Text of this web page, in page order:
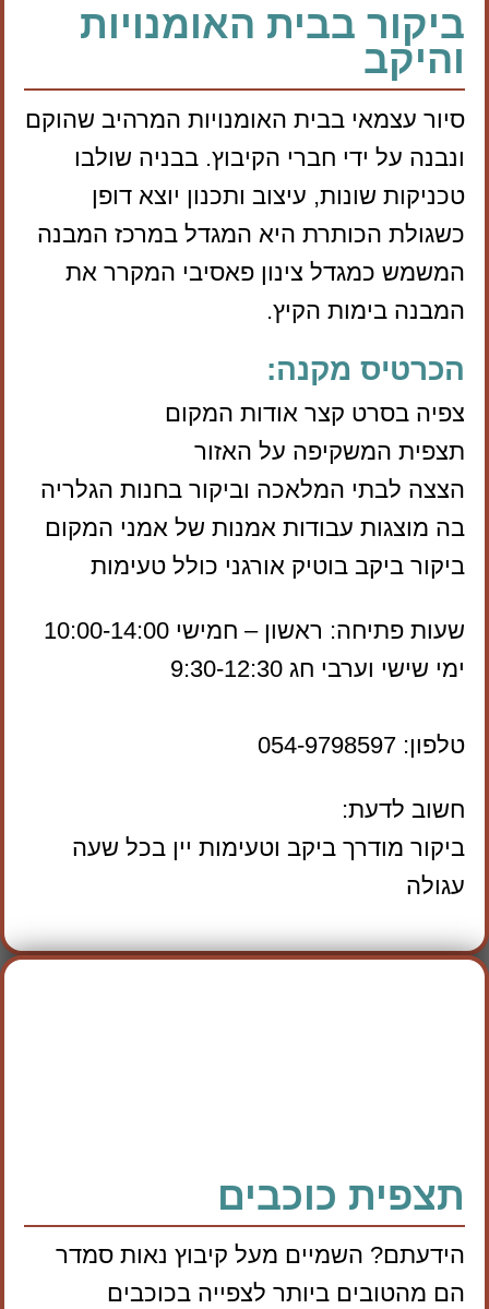
ביקור בבית האומנויות
והיקב
סיור עצמאי בבית האומנויות המרהיב שהוקם
ונבנה על ידי חברי הקיבוץ. בבניה שולבו
טכניקות שונות, עיצוב ותכנון יוצא דופן
כשגולת הכותרת היא המגדל במרכז המבנה
המשמש כמגדל צינון פאסיבי המקרר את
המבנה בימות הקיץ.
הכרטיס מקנה:
צפיה בסרט קצר אודות המקום
תצפית המשקיפה על האזור
הצצה לבתי המלאכה וביקור בחנות הגלריה
בה מוצגות עבודות אמנות של אמני המקום
ביקור ביקב בוטיק אורגני כולל טעימות
שעות פתיחה: ראשון – חמישי 10:00-14:00
ימי שישי וערבי חג 9:30-12:30
טלפון: 054-9798597
חשוב לדעת:
ביקור מודרך ביקב וטעימות יין בכל שעה
עגולה
תצפית כוכבים
הידעתם? השמיים מעל קיבוץ נאות סמדר
הם מהטובים ביותר לצפייה בכוכבים